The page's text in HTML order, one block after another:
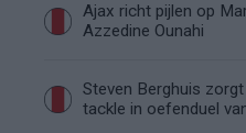
Ajax richt pijlen op
Azzedine Ounahi
Steven Berghuis
tackle in oefenduel